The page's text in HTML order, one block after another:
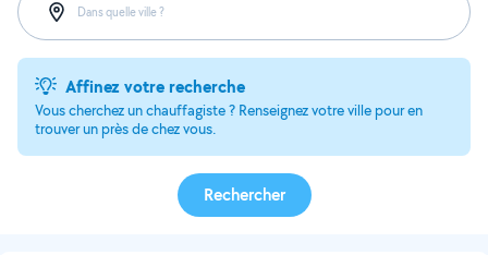
Dans quelle ville ?
Affinez votre recherche
Vous cherchez un chauffagiste ? Renseignez votre ville pour en
trouver un près de chez vous.
Rechercher